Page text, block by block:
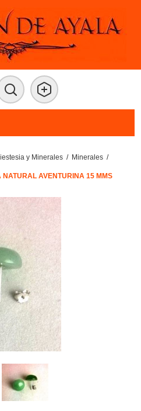
y Minerales / Minerales /
NATURAL AVENTURINA 15 MMS